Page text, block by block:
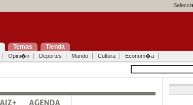
Temas Tienda
Opini�n Deportes Mundo Cultura Econom�a